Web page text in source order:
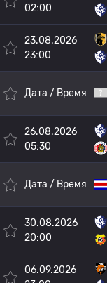
02:00
23.08.2026
23:00
Дата / Время
26.08.2026
05:30
Дата / Время
30.08.2026
20:00
06.09.2026